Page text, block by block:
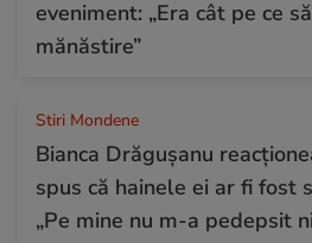
eveniment: „Era cât pe ce
mănăstire”
Stiri Mondene
Bianca Drăgușanu
spus că hainele ei ar fi fost
„Pe mine nu m-a pedepsit